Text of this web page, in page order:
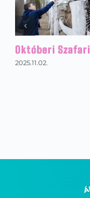
Októberi Szafari
2025.11.02.